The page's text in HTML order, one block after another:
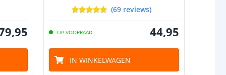
,95
(69 reviews)
OP VOORRAAD 44,95
IN WINKELWAGEN